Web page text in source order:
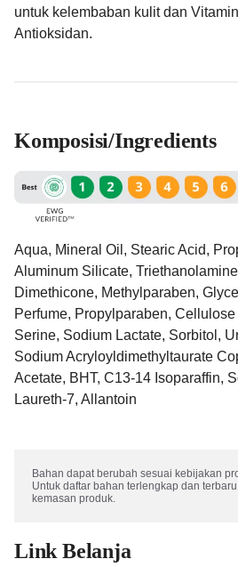
untuk kelembaban kulit dan
Antioksidan.
Komposisi/Ingredients
Aqua, Mineral Oil, Stearic Acid,
Aluminum Silicate,
Dimethicone, Methylparaben,
Perfume, Propylparaben,
Serine, Sodium Lactate, Sorbitol,
Sodium Acryloyldimethyltaurate
Acetate, BHT, C13-14 Isoparaffin,
Laureth-7, Allantoin
Bahan dapat berubah sesuai kebijakan
Untuk daftar bahan terlengkap dan
kemasan produk.
Link Belanja